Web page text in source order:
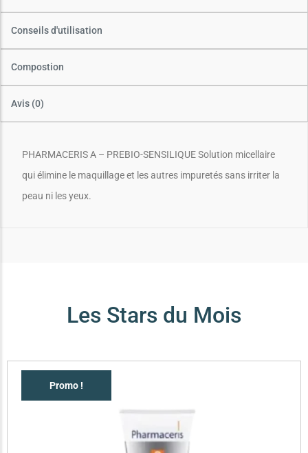
Compostion
Conseils d'utilisation
Avis (0)
PHARMACERIS A – PREBIO-SENSILIQUE Solution micellaire
qui élimine le maquillage et les autres impuretés sans irriter la
peau ni les yeux.
Les Stars du Mois
Promo !